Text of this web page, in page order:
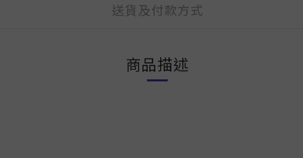
送貨及付款方式
商品描述